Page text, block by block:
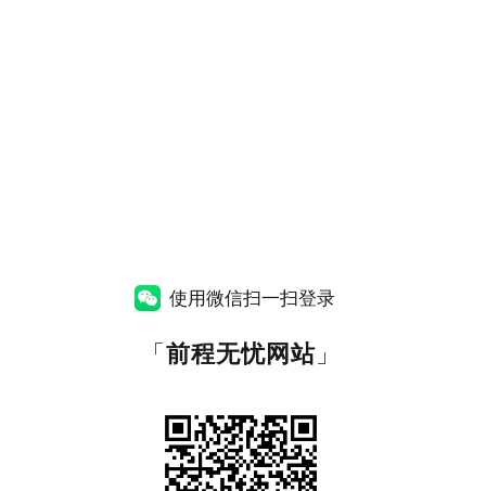
使用微信扫一扫登录
「前程无忧网站」